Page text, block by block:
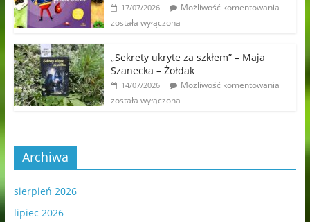
17/07/2026
Możliwość komentowania
została wyłączona
„Sekrety ukryte za szkłem” – Maja
Szanecka – Żołdak
14/07/2026
Możliwość komentowania
została wyłączona
Archiwa
sierpień 2026
lipiec 2026